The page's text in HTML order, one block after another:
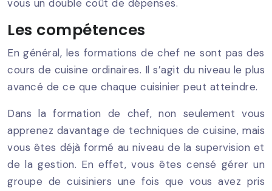
vous un double coût de dépenses.
Les compétences
En général, les formations de chef ne sont pas des
cours de cuisine ordinaires. Il s’agit du niveau le plus
avancé de ce que chaque cuisinier peut atteindre.
Dans la formation de chef, non seulement vous
apprenez davantage de techniques de cuisine, mais
vous êtes déjà formé au niveau de la supervision et
de la gestion. En effet, vous êtes censé gérer un
groupe de cuisiniers une fois que vous avez pris